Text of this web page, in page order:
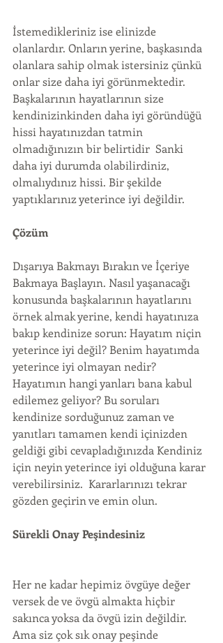
İstemedikleriniz ise elinizde
olanlardır. Onların yerine, başkasında
olanlara sahip olmak istersiniz çünkü
onlar size daha iyi görünmektedir.
Başkalarının hayatlarının size
kendinizinkinden daha iyi göründüğü
hissi hayatınızdan tatmin
olmadığınızın bir belirtidir  Sanki
daha iyi durumda olabilirdiniz,
olmalıydınız hissi. Bir şekilde
yaptıklarınız yeterince iyi değildir.
Çözüm
Dışarıya Bakmayı Bırakın ve İçeriye
Bakmaya Başlayın. Nasıl yaşanacağı
konusunda başkalarının hayatlarını
örnek almak yerine, kendi hayatınıza
bakıp kendinize sorun: Hayatım niçin
yeterince iyi değil? Benim hayatımda
yeterince iyi olmayan nedir?
Hayatımın hangi yanları bana kabul
edilemez geliyor? Bu soruları
kendinize sorduğunuz zaman ve
yanıtları tamamen kendi içinizden
geldiği gibi cevapladığınızda Kendiniz
için neyin yeterince iyi olduğuna karar
verebilirsiniz.  Kararlarınızı tekrar
gözden geçirin ve emin olun.
Sürekli Onay Peşindesiniz
Her ne kadar hepimiz övgüye değer
versek de ve övgü almakta hiçbir
sakınca yoksa da övgü izin değildir.
Ama siz çok sık onay peşinde